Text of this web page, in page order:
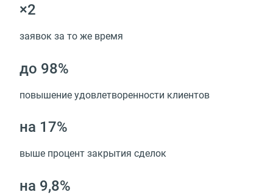
×2
заявок за то же время
до 98%
повышение удовлетворенности клиентов
на 17%
выше процент закрытия сделок
на 9,8%